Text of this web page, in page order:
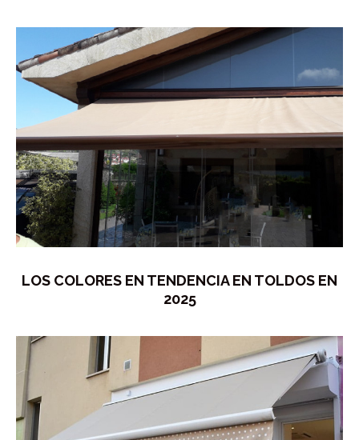
LOS COLORES EN TENDENCIA EN TOLDOS EN
2025